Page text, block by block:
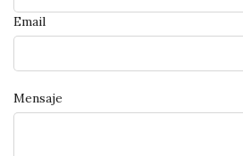
Email
Mensaje